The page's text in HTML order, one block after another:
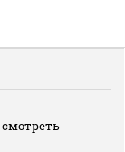
смотреть